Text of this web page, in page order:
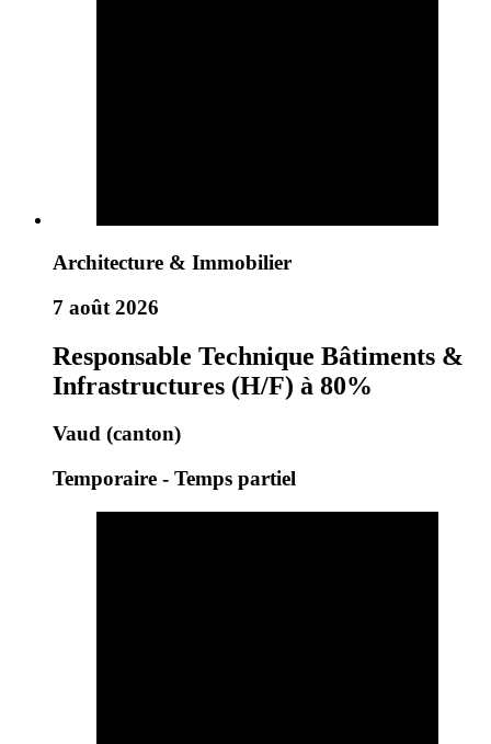
Architecture & Immobilier
7 août 2026
Responsable Technique Bâtiments &
Infrastructures (H/F) à 80%
Vaud (canton)
Temporaire - Temps partiel